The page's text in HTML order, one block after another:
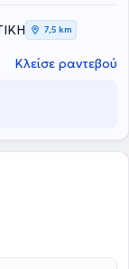
7,5 km
Κλείσε ραντεβού